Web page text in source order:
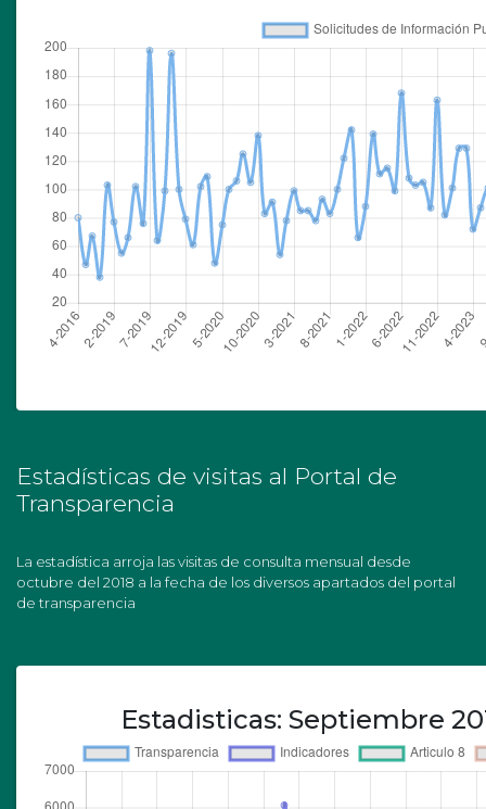
Estadísticas de visitas al Portal de
Transparencia
La estadística arroja las visitas de consulta mensual desde
octubre del 2018 a la fecha de los diversos apartados del portal
de transparencia
Estadisticas: Septiembre